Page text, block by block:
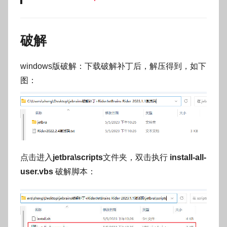
破解
windows版破解：下载破解补丁后，解压得到，如下
图：
点击进入 jetbra\scripts文件夹，双击执行 install-all-
user.vbs 破解脚本：